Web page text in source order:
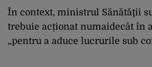
În context, ministrul Sănătăţii
trebuie acționat numaidecât în
„pentru a aduce lucrurile sub